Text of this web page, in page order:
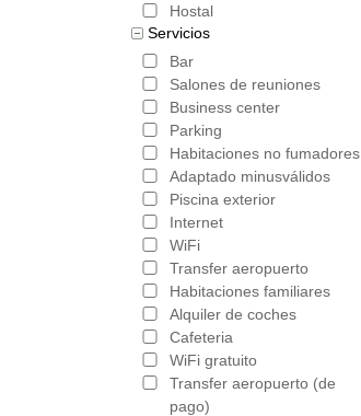
Hostal
Servicios
Bar
Salones de reuniones
Business center
Parking
Habitaciones no fumadores
Adaptado minusválidos
Piscina exterior
Internet
WiFi
Transfer aeropuerto
Habitaciones familiares
Alquiler de coches
Cafeteria
WiFi gratuito
Transfer aeropuerto (de
pago)